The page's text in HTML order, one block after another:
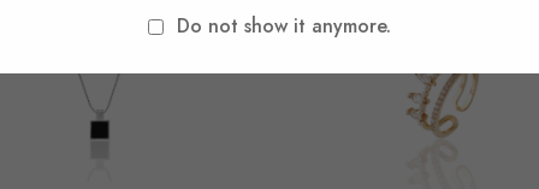
Do not show it anymore.
-40%